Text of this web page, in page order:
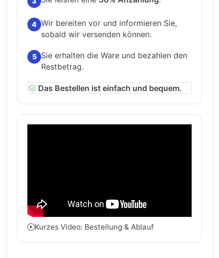
4 Wir bereiten vor und informieren Sie,
sobald wir versenden können.
5
Sie erhalten die Ware und bezahlen den
Restbetrag.
Das Bestellen ist einfach und bequem.
Kurzes Video: Bestellung & Ablauf